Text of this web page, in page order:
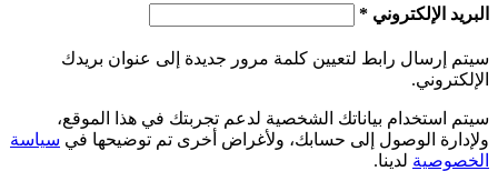
البريد الإلكتروني *مطلوبة
سيتم إرسال رابط لتعيين كلمة مرور جديدة إلى عنوان بريدك
الإلكتروني.
سيتم استخدام بياناتك الشخصية لدعم تجربتك في هذا الموقع،
ولإدارة الوصول إلى حسابك، ولأغراض أخرى تم توضيحها في سياسة
الخصوصية لدينا.